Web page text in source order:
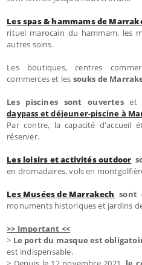
Les spas & hammams de
rituel marocain du hammam, les
autres soins.
Les boutiques, centres
commerces et les souks de
Les piscines sont ouverteset
daypass et déjeuner-piscine à
Par contre, la capacité d'accueil
réserver.
Les loisirs et activités outdoor
en dromadaires, vols en
Les Musées de Marrakech sont
monuments historiques et jardins
>> Important <<
> Le port du masque est
est indispensable.